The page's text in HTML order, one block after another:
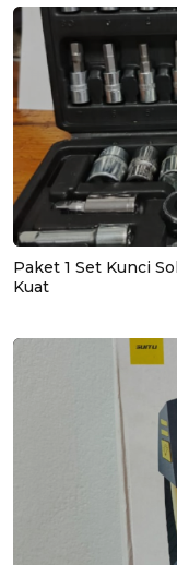
Paket 1 Set Kunci
Kuat